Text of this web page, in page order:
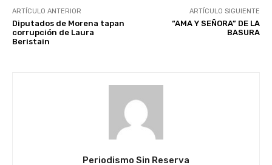
ARTÍCULO ANTERIOR
Diputados de Morena tapan
corrupción de Laura
Beristain
ARTÍCULO SIGUIENTE
“AMA Y SEÑORA” DE LA
BASURA
Periodismo Sin Reserva